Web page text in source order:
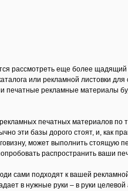
рассмотреть еще более
или рекламной листовки
рекламные материалы
печатных материалов по
эти базы дорого стоят, и, как
может выполнить
распространить ваши
сами подходят к вашей
в нужные руки – в руки